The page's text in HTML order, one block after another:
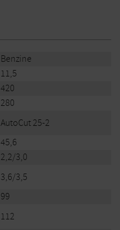
Benzine
11,5
420
280
AutoCut 25-2
45,6
2,2/3,0
3,6/3,5
99
112